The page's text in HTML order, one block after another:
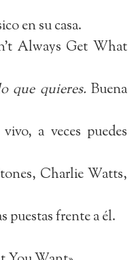
en su casa.
Always Get What
que quieres. Buena
a veces puedes
Charlie Watts,
puestas frente a él.